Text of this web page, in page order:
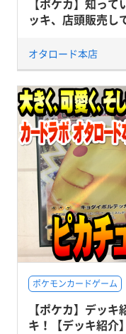
ッキ、店頭販売し
オタロード本店
ポケモンカードゲーム
【ポケカ】デッ
キ！【デッキ紹介】